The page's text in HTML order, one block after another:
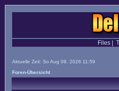
Files|
Aktuelle Zeit: So Aug 09, 2026 11:59
Foren-Übersicht